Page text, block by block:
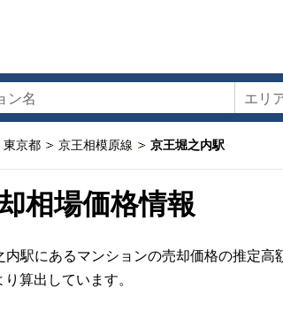
ン名 エリ
東京都 京王相模原線 京王堀之内駅
相場価格情報
駅にあるマンションの売却価格の推定高
算出しています。